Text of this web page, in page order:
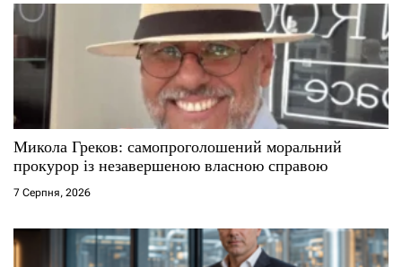
Микола Греков: самопроголошений моральний
прокурор із незавершеною власною справою
7 Серпня, 2026